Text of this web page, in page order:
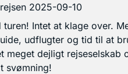
2025-09-10
Intet at klage over.
udflugter og tid til at
meget dejligt rejseselskab
svømning!